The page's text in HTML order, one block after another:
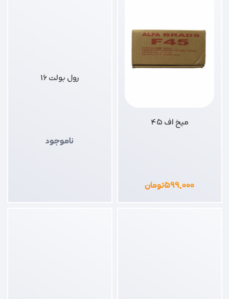
میخ اف 45
۵۹۹,۰۰۰تومان
رول بولت 16
ناموجود